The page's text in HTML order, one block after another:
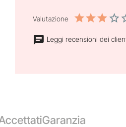
Valutazione
Leggi recensioni dei
Garanzia